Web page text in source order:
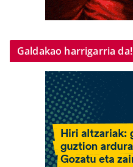
Galdakao harrigarria da!